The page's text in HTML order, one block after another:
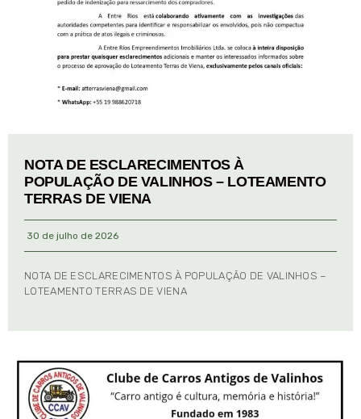
NOTA DE ESCLARECIMENTOS À
POPULAÇÃO DE VALINHOS – LOTEAMENTO
TERRAS DE VIENA
30 de julho de 2026
NOTA DE ESCLARECIMENTOS À POPULAÇÃO DE VALINHOS –
LOTEAMENTO TERRAS DE VIENA